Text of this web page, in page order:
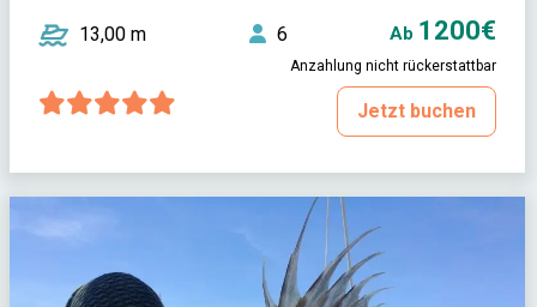
13,00 m 6 Ab 1200€
Anzahlung nicht rückerstattbar
Jetzt buchen